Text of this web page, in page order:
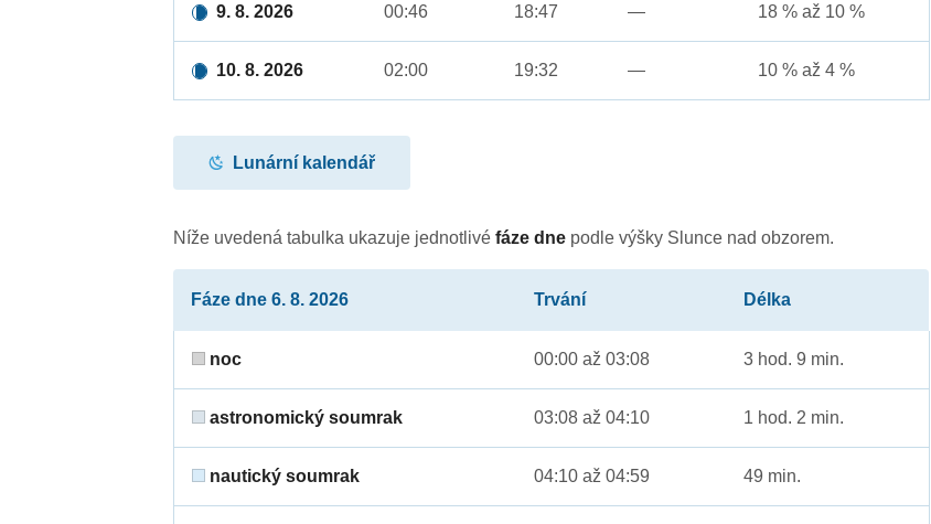
9. 8. 2026 00:46 18:47 — 18 % až 10 %
10. 8. 2026 02:00 19:32 — 10 % až 4 %
Lunární kalendář
Níže uvedená tabulka ukazuje jednotlivéfáze dne podle výšky Slunce nad obzorem.
Fáze dne 6. 8. 2026 Trvání Délka
noc 00:00 až 03:08 3 hod. 9 min.
astronomický soumrak 03:08 až 04:10 1 hod. 2 min.
nautický soumrak 04:10 až 04:59 49 min.